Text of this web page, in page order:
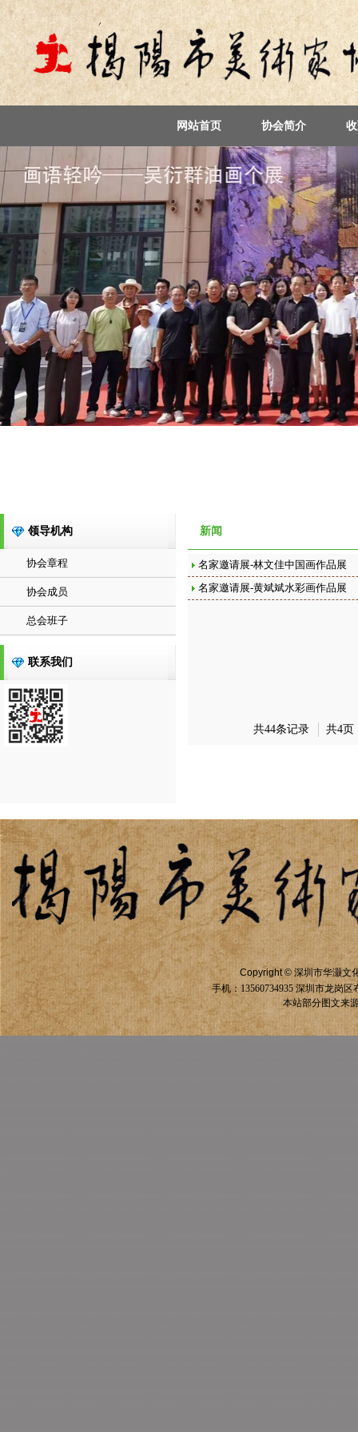
网站首页 协会简介
领导机构
协会章程
协会成员
总会班子
联系我们
新闻
名家邀请展-林文佳中国画作品展
名家邀请展-黄斌斌水彩画作品展
共44条记录 共4页
Copyright © 深圳市华灏文
手机：13560734935 深圳市龙岗区
本站部分图文来